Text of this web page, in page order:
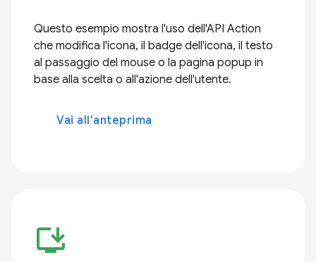
Questo esempio mostra l'uso dell'API Action
che modifica l'icona, il badge dell'icona, il testo
al passaggio del mouse o la pagina popup in
base alla scelta o all'azione dell'utente.
Vai all'anteprima
install_desktop